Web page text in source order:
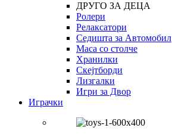
ДРУГО ЗА ДЕЦА
Ролери
Релаксатори
Седишта за Автомобил
Маса со столче
Хранилки
Скејтборди
Лизгалки
Игри за Двор
Играчки